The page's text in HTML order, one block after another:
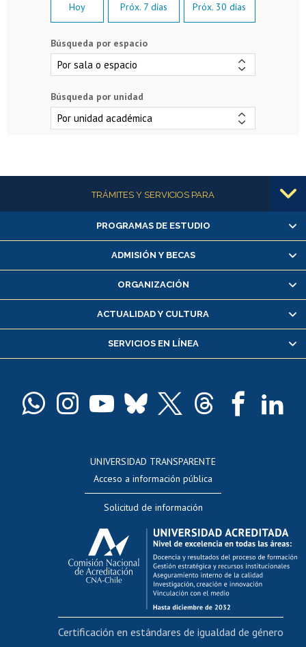
Hoy Próx. 7 días Próx. 30 días
Búsqueda por espacio
Búsqueda por unidad
Más informaciónTRÁMITES Y SERVICIOS PARA
Alumnas/os y exalumnas/os
Matrícula en línea
Inscripción y cambio de asignaturas
Consulta y certificado de notas
Servicio médico y dental
Pago de arancel y crédito alumnos
Docentes
Evaluación docente
Calificación académica
Postulación al AUCAI
Funcionarias/os
Cursos internos de capacitación
Bienestar del personal
Portal de movilidad interna
PROGRAMAS DE ESTUDIO
ADMISIÓN Y BECAS
ORGANIZACIÓN
ACTUALIDAD Y CULTURA
SERVICIOS EN LÍNEA
UNIVERSIDAD TRANSPARENTE
Acceso a información pública
Solicitud de información
Certificación en estándares de igualdad de género